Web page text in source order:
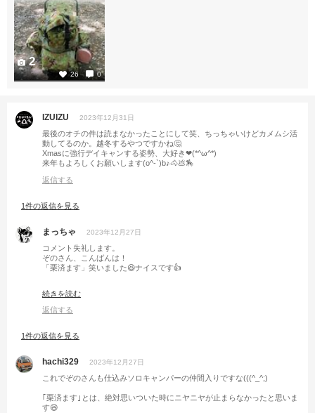
26 0
2
IZUIZU 2023年12月31日
最後のオチの件は読まなかったことにして笑、ちっちゃいけどカメムシ活
動してるのか。越冬するやつですかね🤔
Xmasに強行デイキャンする姿勢、大好き❤(*^ω^*)
来年もよろしくお願いします(o^-`)b♪🐴💩🏇
返信する
1件の返信を見る
まっちゃ 2023年12月27日
コメント失礼します。
ぞのさん、こんばんは！
「栗済ます」笑いました😆ナイスです👍
良いお年をお迎えください👍
続きを読む
返信する
1件の返信を見る
hachi329 2023年12月27日
これでぞのさんも仕込みソロキャンパーの仲間入りですな(((^_^;)
｢栗済ます｣とは、絶対思いついた時にニヤニヤが止まらなかったと思いま
す😆